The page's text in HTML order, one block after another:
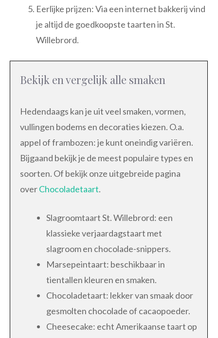
Eerlijke prijzen: Via een internet bakkerij vind
je altijd de goedkoopste taarten in St.
Willebrord.
Bekijk en vergelijk alle smaken
Hedendaags kan je uit veel smaken, vormen,
vullingen bodems en decoraties kiezen. O.a.
appel of frambozen: je kunt oneindig variëren.
Bijgaand bekijk je de meest populaire types en
soorten. Of bekijk onze uitgebreide pagina
overChocoladetaart.
Slagroomtaart St. Willebrord: een
klassieke verjaardagstaart met
slagroom en chocolade-snippers.
Marsepeintaart: beschikbaar in
tientallen kleuren en smaken.
Chocoladetaart: lekker van smaak door
gesmolten chocolade of cacaopoeder.
Cheesecake: echt Amerikaanse taart op